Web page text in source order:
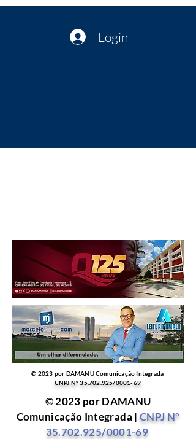
Login
© 2023 por DAMANU Comunicação Integrada
CNPJ Nº35.702.925/0001-69
© 2023 por DAMANU
Comunicação Integrada | CNPJ Nº
35.702.925/0001-69